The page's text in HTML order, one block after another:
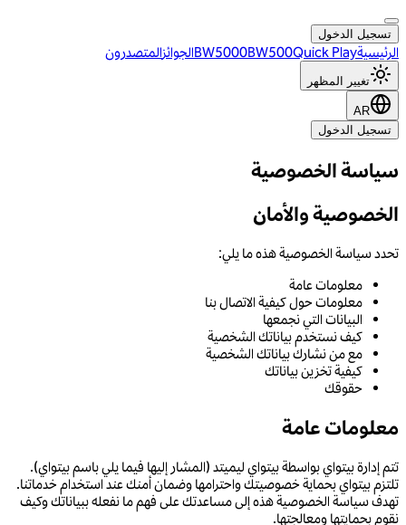
تسجيل الدخول
الرئيسية BW5000BW500Quick Play الجوائزالمتصدرون
تغيير المظهر
AR
تسجيل الدخول
سياسة الخصوصية
الخصوصية والأمان
تحدد سياسة الخصوصية هذه ما يلي:
معلومات عامة
معلومات حول كيفية الاتصال بنا
البيانات التي نجمعها
كيف نستخدم بياناتك الشخصية
مع من نشارك بياناتك الشخصية
كيفية تخزين بياناتك
حقوقك
معلومات عامة
تتم إدارة بيتواي بواسطة بيتواي ليميتد (المشار إليها فيما يلي باسم بيتواي).
تلتزم بيتواي بحماية خصوصيتك واحترامها وضمان أمنك عند استخدام خدماتنا.
تهدف سياسة الخصوصية هذه إلى مساعدتك على فهم ما نفعله ببياناتك وكيف
نقوم بحمايتها ومعالجتها.